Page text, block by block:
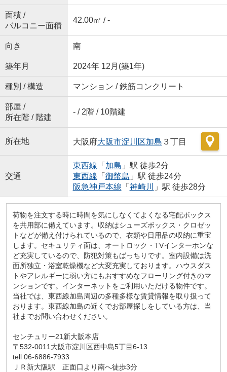
面積 /
バルコニー面積
42.00㎡ / -
向き 南
築年月 2024年 12月(築1年)
種別 / 構造 マンション / 鉄筋コンクリート
部屋 /
所在階 / 階建
- / 2階 / 10階建
所在地 大阪府大阪市淀川区加島 ３丁目
交通
東西線 「 加島 」駅 徒歩2分
東西線 「 御幣島 」駅 徒歩24分
阪急神戸本線 「 神崎川 」駅 徒歩28分
荷物を注文する時に時間を気にしなくてよくなる宅配ボックス
を共用部に備えています。収納はシューズボックス・クロゼッ
トなどが備え付けられているので、衣類や日用品の収納に重宝
します。セキュリティ面は、オートロック・TVインターホンな
ど充実しているので、防犯対策もばっちりです。室内設備は洗
面所独立・浴室乾燥機など大変充実しております。ハウスダス
トやアレルギーに弱い方にもおすすめなフローリング付きのマ
ンションです。インターネットをご利用いただける物件です。
当社では、東西線加島周辺の多種多様な賃貸情報を取り扱って
おります。東西線加島の近くでお部屋探しをしている方は、当
社までお問い合わせください。
センチュリー21新大阪本店
〒532-0011大阪市淀川区西中島5丁目6-13
tell 06-6886-7933
ＪＲ新大阪駅 正面口より南へ徒歩3分